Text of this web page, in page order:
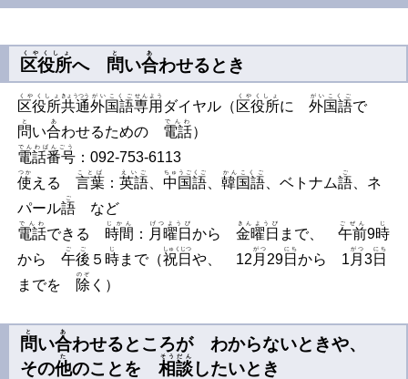
区役所
くやくしょ
へ 問
と
い合
あ
わせるとき
区役所
くやくしょ
共通
きょうつう
外国語
がいこくご
専用
せんよう
ダイヤル（ 区役所
くやくしょ
に 外国語
がいこくご
で
問
と
い合
あ
わせるための 電話
でんわ
）
電話番号
でんわばんごう
：092-753-6113
使
つか
える 言葉
ことば
： 英語
えいご
、 中国語
ちゅうごくご
、 韓国語
かんこくご
、ベトナム語
ご
、ネ
パール語
ご
など
電話
でんわ
できる 時間
じかん
： 月曜日
げつようび
から 金曜日
きんようび
まで、 午前
ごぜん
9時
じ
から 午後
ごご
５ 時
じ
まで（祝日
しゅくじつ
や、 12 月
がつ
29日
にち
から 1 月
がつ
3日
にち
までを 除
のぞ
く）
問
と
い合
あ
わせるところが わからないときや、
その他
た
のことを 相談
そうだん
したいとき